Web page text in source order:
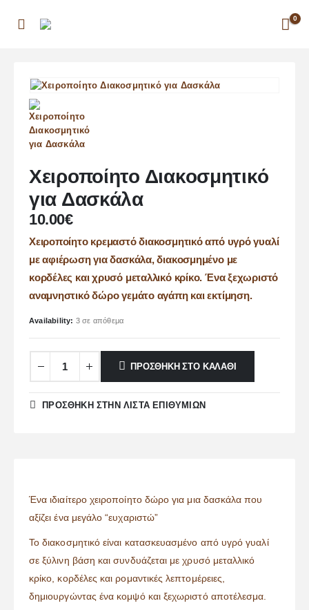
0
Χειροποίητο Διακοσμητικό
για Δασκάλα
10.00€
Χειροποίητο κρεμαστό διακοσμητικό από υγρό γυαλί
με αφιέρωση για δασκάλα, διακοσμημένο με
κορδέλες και χρυσό μεταλλικό κρίκο. Ένα ξεχωριστό
αναμνηστικό δώρο γεμάτο αγάπη και εκτίμηση.
Availability: 3 σε απόθεμα
ΠΡΟΣΘΉΚΗ ΣΤΟ ΚΑΛΆΘΙ
ΠΡΌΣΘΉΚΗ ΣΤΗΝ ΛΊΣΤΑ ΕΠΙΘΥΜΙΏΝ
Ένα ιδιαίτερο χειροποίητο δώρο για μια δασκάλα που
αξίζει ένα μεγάλο “ευχαριστώ”
Το διακοσμητικό είναι κατασκευασμένο από υγρό γυαλί
σε ξύλινη βάση και συνδυάζεται με χρυσό μεταλλικό
κρίκο, κορδέλες και ρομαντικές λεπτομέρειες,
δημιουργώντας ένα κομψό και ξεχωριστό αποτέλεσμα.